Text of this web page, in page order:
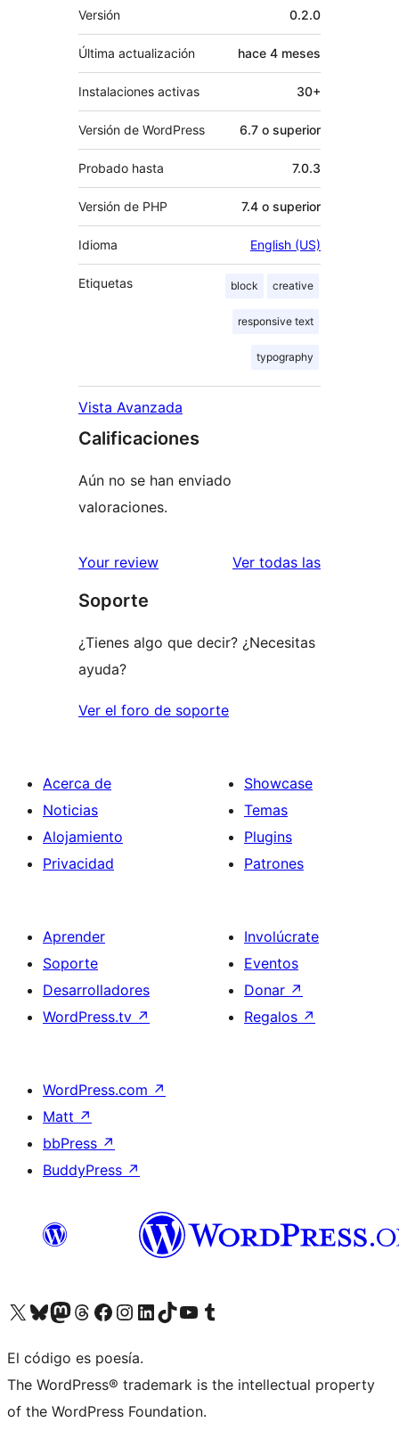
Meta
Versión 0.2.0
Última actualización hace 4 meses
Instalaciones activas 30+
Versión de WordPress 6.7 o superior
Probado hasta 7.0.3
Versión de PHP 7.4 o superior
Idioma English (US)
Etiquetas block creative
responsive text
typography
Vista Avanzada
Calificaciones
Aún no se han enviado
valoraciones.
Your review Ver todas lasreseñas
Soporte
¿Tienes algo que decir? ¿Necesitas
ayuda?
Ver el foro de soporte
Acerca de
Noticias
Alojamiento
Privacidad
Showcase
Temas
Plugins
Patrones
Aprender
Soporte
Desarrolladores
WordPress.tv ↗
Involúcrate
Eventos
Donar ↗
Regalos ↗
WordPress.com ↗
Matt ↗
bbPress ↗
BuddyPress ↗
Visita nuestra cuenta de X (anteriormente Twitter)
Visita nuestra cuenta de Bluesky
Visita nuestra cuenta de Mastodon
Visita nuestra cuenta de Threads
Visita nuestra página de Facebook
Visita nuestra cuenta de Instagram
Visita nuestra cuenta de LinkedIn
Visita nuestra cuenta de TikTok
Visita nuestro canal de YouTube
Visita nuestra cuenta de Tumblr
El código es poesía.
The WordPress® trademark is the intellectual property
of the WordPress Foundation.